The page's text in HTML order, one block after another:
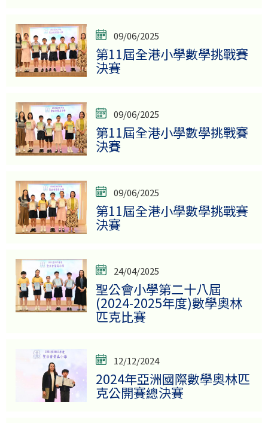
09/06/2025
第11屆全港小學數學挑戰賽
決賽
09/06/2025
第11屆全港小學數學挑戰賽
決賽
09/06/2025
第11屆全港小學數學挑戰賽
決賽
24/04/2025
聖公會小學第二十八屆
(2024-2025年度)數學奧林
匹克比賽
12/12/2024
2024年亞洲國際數學奧林匹
克公開賽總決賽